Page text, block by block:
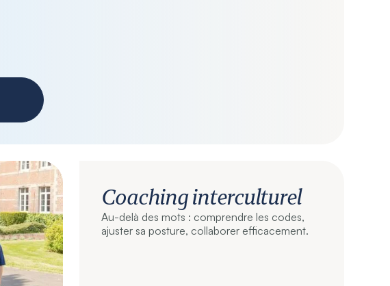
Coaching interculturel
Au-delà des mots : comprendre les codes,
ajuster sa posture, collaborer efficacement.